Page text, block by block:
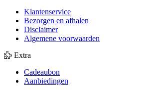
Klantenservice
Bezorgen en afhalen
Disclaimer
Algemene voorwaarden
Extra
Cadeaubon
Aanbiedingen